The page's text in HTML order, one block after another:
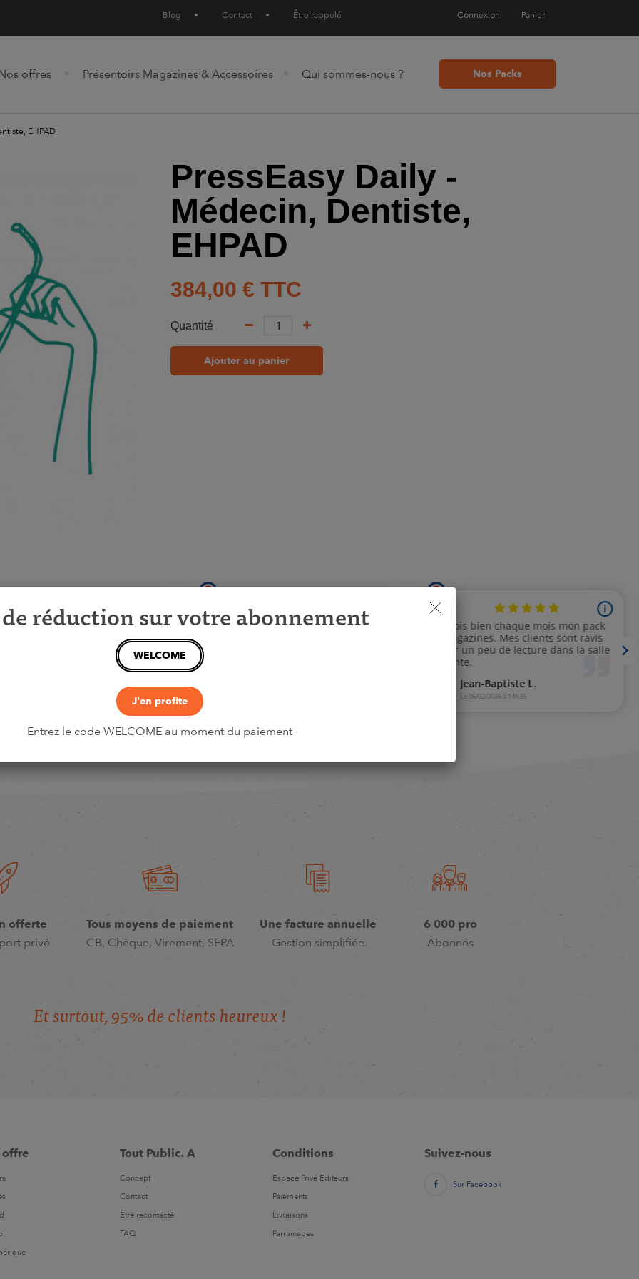
Blog • Contact • Être rappelé Panier
Connexion
offres Présentoirs Magazines & Accessoires Qui sommes-nous ? Nos Packs
EHPAD
PressEasy Daily -
Médecin, Dentiste,
EHPAD
384,00 € TTC
Quantité
Ajouter au panier
offerte
privé
Tous moyens de paiement
CB, Chèque, Virement, SEPA
Une facture annuelle
Gestion simplifiée
6 000 pro
Abonnés
Et surtout, 95% de clients heureux !
Tout Public. A
Concept
Contact
Être recontacté
FAQ
Conditions
Espace Privé Editeurs
Paiements
Livraisons
Parrainages
Suivez-nous
Sur Facebook
réduction sur votre abonnement
WELCOME
J'en profite
Entrez le code WELCOME au moment du paiement